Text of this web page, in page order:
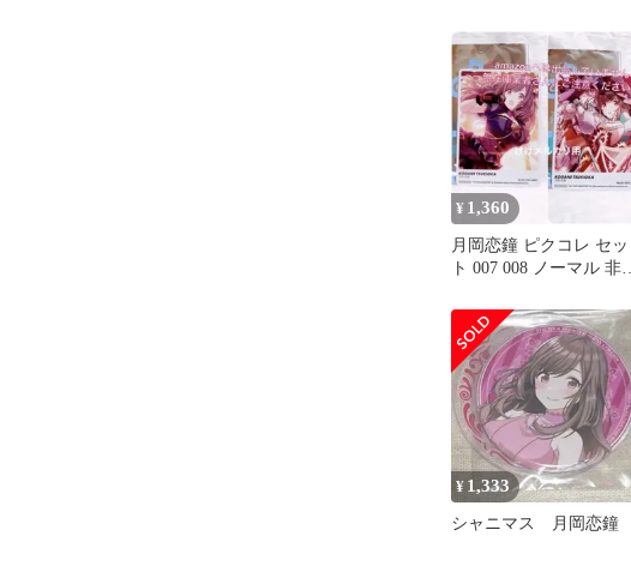
¥ 1,360
月岡恋鐘 ピクコレ セッ
ト 007 008 ノーマル 非売
¥ 1,333
シャニマス 月岡恋鐘